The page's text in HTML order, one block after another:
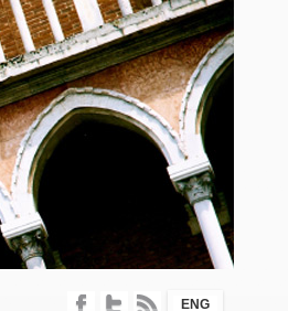
ENG